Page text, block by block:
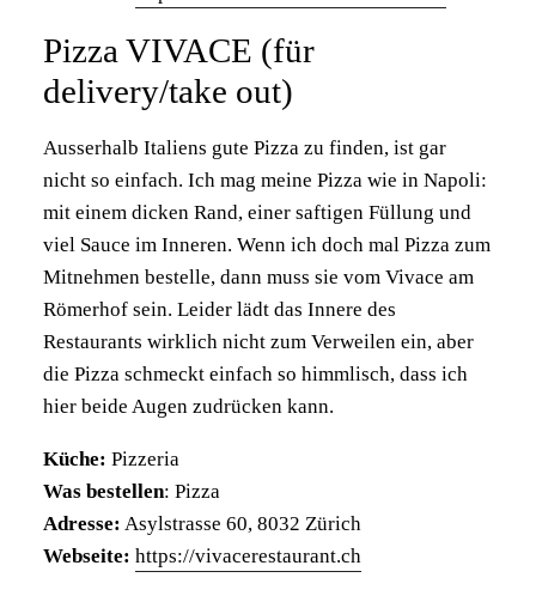
Pizza VIVACE (für
delivery/take out)
Ausserhalb Italiens gute Pizza zu finden, ist gar
nicht so einfach. Ich mag meine Pizza wie in Napoli:
mit einem dicken Rand, einer saftigen Füllung und
viel Sauce im Inneren. Wenn ich doch mal Pizza zum
Mitnehmen bestelle, dann muss sie vom Vivace am
Römerhof sein. Leider lädt das Innere des
Restaurants wirklich nicht zum Verweilen ein, aber
die Pizza schmeckt einfach so himmlisch, dass ich
hier beide Augen zudrücken kann.
Küche: Pizzeria
Was bestellen: Pizza
Adresse: Asylstrasse 60, 8032 Zürich
Webseite: https://vivacerestaurant.ch